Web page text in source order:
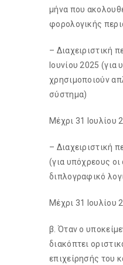
μήνα που
φορολογικής
– Διαχειριστική
Ιουνίου 2025 (για
χρησιμοποιούν
σύστημα)
Μέχρι 31 Ιουλίου
– Διαχειριστική
(για υπόχρεους οι
διπλογραφικό
Μέχρι 31 Ιουλίου
β. Όταν ο
διακόπτει
επιχείρησής του